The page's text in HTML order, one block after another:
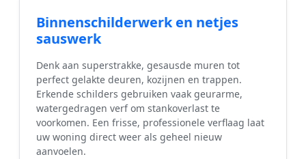
Binnenschilderwerk en netjes
sauswerk
Denk aan superstrakke, gesausde muren tot
perfect gelakte deuren, kozijnen en trappen.
Erkende schilders gebruiken vaak geurarme,
watergedragen verf om stankoverlast te
voorkomen. Een frisse, professionele verflaag laat
uw woning direct weer als geheel nieuw
aanvoelen.